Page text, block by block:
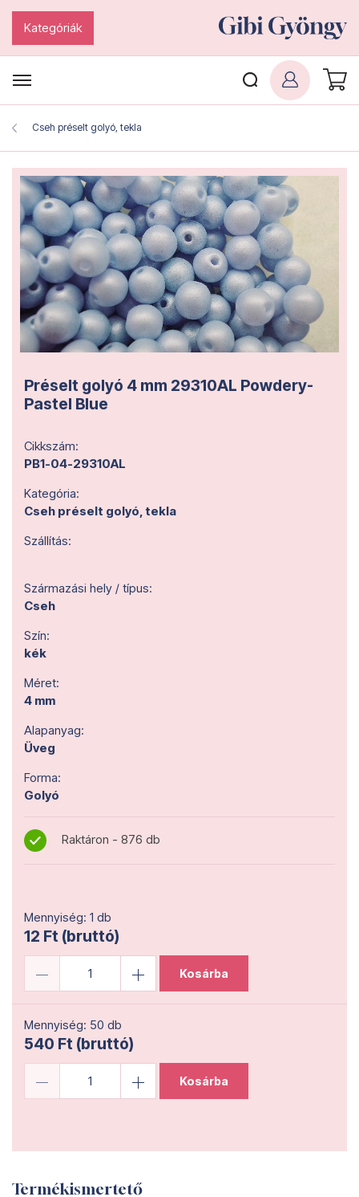
Kategóriák
Cseh préselt golyó, tekla
Préselt golyó 4 mm 29310AL Powdery-
Pastel Blue
Cikkszám:
PB1-04-29310AL
Kategória:
Cseh préselt golyó, tekla
Szállítás:
Származási hely / típus:
Cseh
Szín:
kék
Méret:
4 mm
Alapanyag:
Üveg
Forma:
Golyó
Raktáron - 876 db
Mennyiség: 1 db
12 Ft (bruttó)
Kosárba
Mennyiség: 50 db
540 Ft (bruttó)
Kosárba
Termékismertető